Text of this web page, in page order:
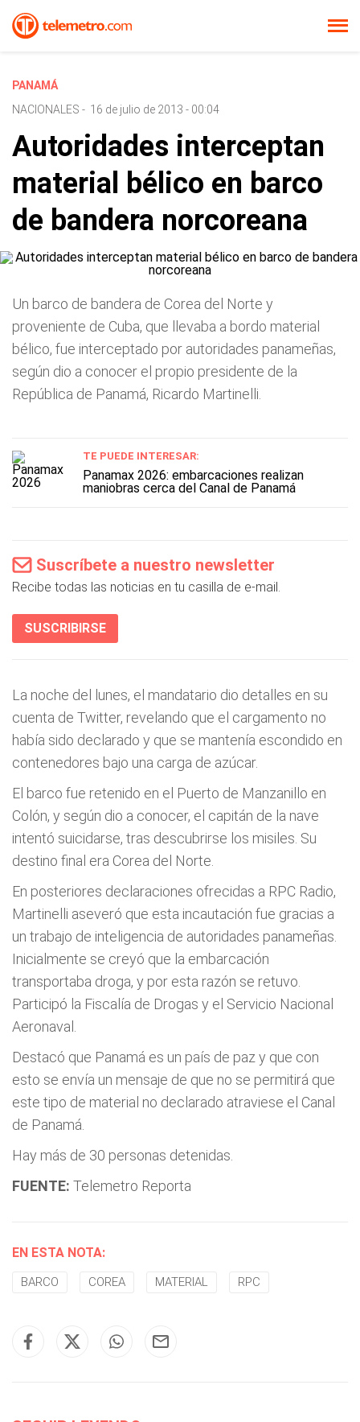
PANAMÁ
NACIONALES - 16 de julio de 2013 - 00:04
Autoridades interceptan
material bélico en barco
de bandera norcoreana
Un barco de bandera de Corea del Norte y
proveniente de Cuba, que llevaba a bordo material
bélico, fue interceptado por autoridades panameñas,
según dio a conocer el propio presidente de la
República de Panamá, Ricardo Martinelli.
TE PUEDE INTERESAR:
Panamax 2026: embarcaciones realizan
maniobras cerca del Canal de Panamá
Suscríbete a nuestro newsletter
Recibe todas las noticias en tu casilla de e-mail.
SUSCRIBIRSE
La noche del lunes, el mandatario dio detalles en su
cuenta de Twitter, revelando que el cargamento no
había sido declarado y que se mantenía escondido en
contenedores bajo una carga de azúcar.
El barco fue retenido en el Puerto de Manzanillo en
Colón, y según dio a conocer, el capitán de la nave
intentó suicidarse, tras descubrirse los misiles. Su
destino final era Corea del Norte.
En posteriores declaraciones ofrecidas a RPC Radio,
Martinelli aseveró que esta incautación fue gracias a
un trabajo de inteligencia de autoridades panameñas.
Inicialmente se creyó que la embarcación
transportaba droga, y por esta razón se retuvo.
Participó la Fiscalía de Drogas y el Servicio Nacional
Aeronaval.
Destacó que Panamá es un país de paz y que con
esto se envía un mensaje de que no se permitirá que
este tipo de material no declarado atraviese el Canal
de Panamá.
Hay más de 30 personas detenidas.
FUENTE: Telemetro Reporta
EN ESTA NOTA:
BARCO COREA MATERIAL RPC